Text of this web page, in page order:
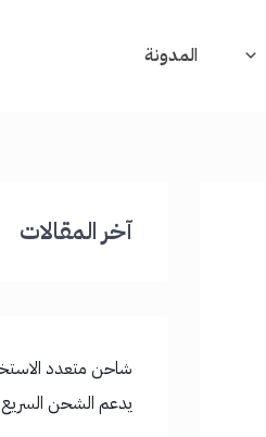
المدونة
آخر المقالات
يدعم الشحن السريع